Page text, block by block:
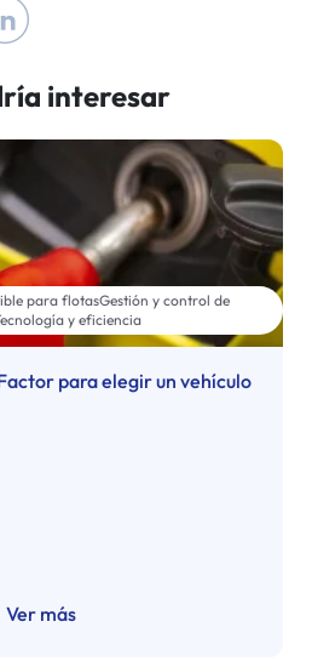
interesar
para flotasGestión y control de
y eficiencia
para elegir un vehículo
Ver más